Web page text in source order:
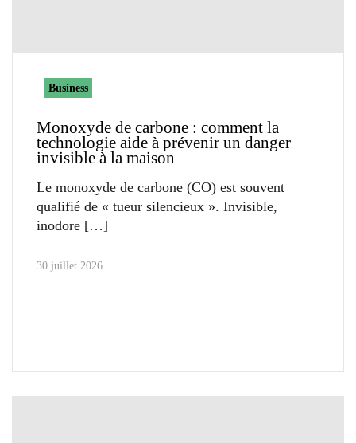
Business
Monoxyde de carbone : comment la
technologie aide à prévenir un danger
invisible à la maison
Le monoxyde de carbone (CO) est souvent
qualifié de « tueur silencieux ». Invisible,
inodore
30 juillet 2026